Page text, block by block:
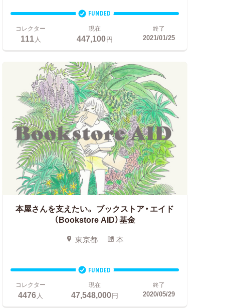
FUNDED
コレクター
111人
現在
447,100円
終了
2021/01/25
本屋さんを支えたい。 ブックストア・エイド
（Bookstore AID）基金
東京都 本
FUNDED
コレクター
4476人
現在
47,548,000円
終了
2020/05/29